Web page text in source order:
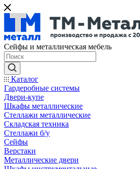
Сейфы и металлическая мебель
Каталог
Гардеробные системы
Двери-купе
Шкафы металлические
Стеллажи металлические
Складская техника
Стеллажи б/у
Сейфы
Верстаки
Металлические двери